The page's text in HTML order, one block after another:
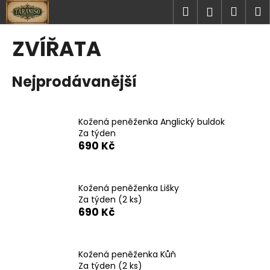
Přejít
na
obsah
Hledat
ZVÍŘATA
Nejprodávanější
Kožená peněženka Anglický buldok
Za týden
690 Kč
Kožená peněženka Lišky
Za týden (2 ks)
690 Kč
Kožená peněženka Kůň
Za týden (2 ks)
K
o
o